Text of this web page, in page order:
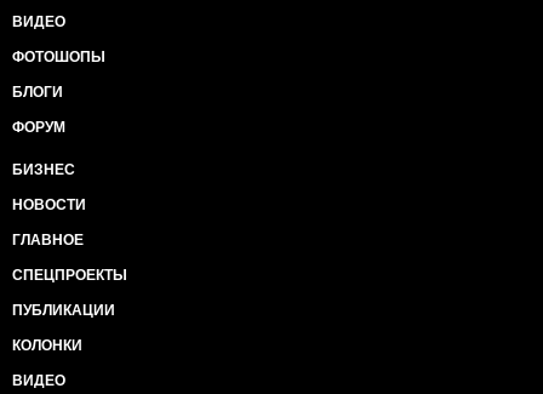
ВИДЕО
ФОТОШОПЫ
БЛОГИ
ФОРУМ
БИЗНЕС
НОВОСТИ
ГЛАВНОЕ
СПЕЦПРОЕКТЫ
ПУБЛИКАЦИИ
КОЛОНКИ
ВИДЕО